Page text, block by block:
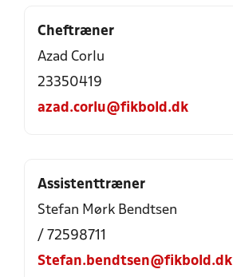
Cheftræner
Azad Corlu
23350419
azad.corlu@fikbold.dk
Assistenttræner
Stefan Mørk Bendtsen
/ 72598711
Stefan.bendtsen@fikbold.dk